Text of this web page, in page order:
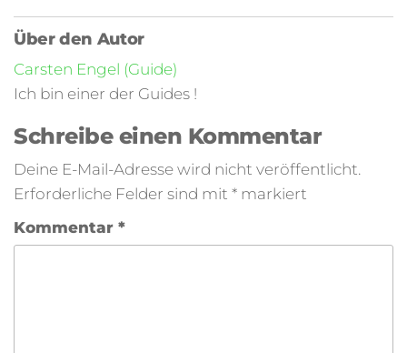
Über den Autor
Carsten Engel (Guide)
Ich bin einer der Guides !
Schreibe einen Kommentar
Deine E-Mail-Adresse wird nicht veröffentlicht.
Erforderliche Felder sind mit * markiert
Kommentar *